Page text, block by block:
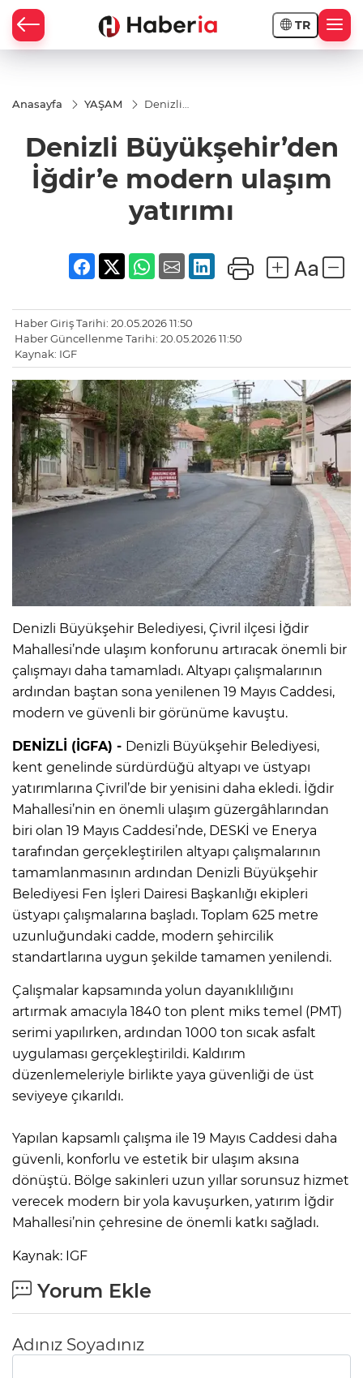
TR
Anasayfa YAŞAM
Denizli
ulaşım yatırımı
Denizli Büyükşehir’den
İğdir’e modern ulaşım
yatırımı
Haber Giriş Tarihi: 20.05.2026 11:50
Haber Güncellenme Tarihi: 20.05.2026 11:50
Kaynak: IGF
Denizli Büyükşehir Belediyesi, Çivril ilçesi İğdir
Mahallesi’nde ulaşım konforunu artıracak önemli bir
çalışmayı daha tamamladı. Altyapı çalışmalarının
ardından baştan sona yenilenen 19 Mayıs Caddesi,
modern ve güvenli bir görünüme kavuştu.
DENİZLİ (İGFA) - Denizli Büyükşehir Belediyesi,
kent genelinde sürdürdüğü altyapı ve üstyapı
yatırımlarına Çivril’de bir yenisini daha ekledi. İğdir
Mahallesi’nin en önemli ulaşım güzergâhlarından
biri olan 19 Mayıs Caddesi’nde, DESKİ ve Enerya
tarafından gerçekleştirilen altyapı çalışmalarının
tamamlanmasının ardından Denizli Büyükşehir
Belediyesi Fen İşleri Dairesi Başkanlığı ekipleri
üstyapı çalışmalarına başladı. Toplam 625 metre
uzunluğundaki cadde, modern şehircilik
standartlarına uygun şekilde tamamen yenilendi.
Çalışmalar kapsamında yolun dayanıklılığını
artırmak amacıyla 1840 ton plent miks temel (PMT)
serimi yapılırken, ardından 1000 ton sıcak asfalt
uygulaması gerçekleştirildi. Kaldırım
düzenlemeleriyle birlikte yaya güvenliği de üst
seviyeye çıkarıldı.
Yapılan kapsamlı çalışma ile 19 Mayıs Caddesi daha
güvenli, konforlu ve estetik bir ulaşım aksına
dönüştü. Bölge sakinleri uzun yıllar sorunsuz hizmet
verecek modern bir yola kavuşurken, yatırım İğdir
Mahallesi’nin çehresine de önemli katkı sağladı.
Kaynak: IGF
Yorum Ekle
Adınız Soyadınız